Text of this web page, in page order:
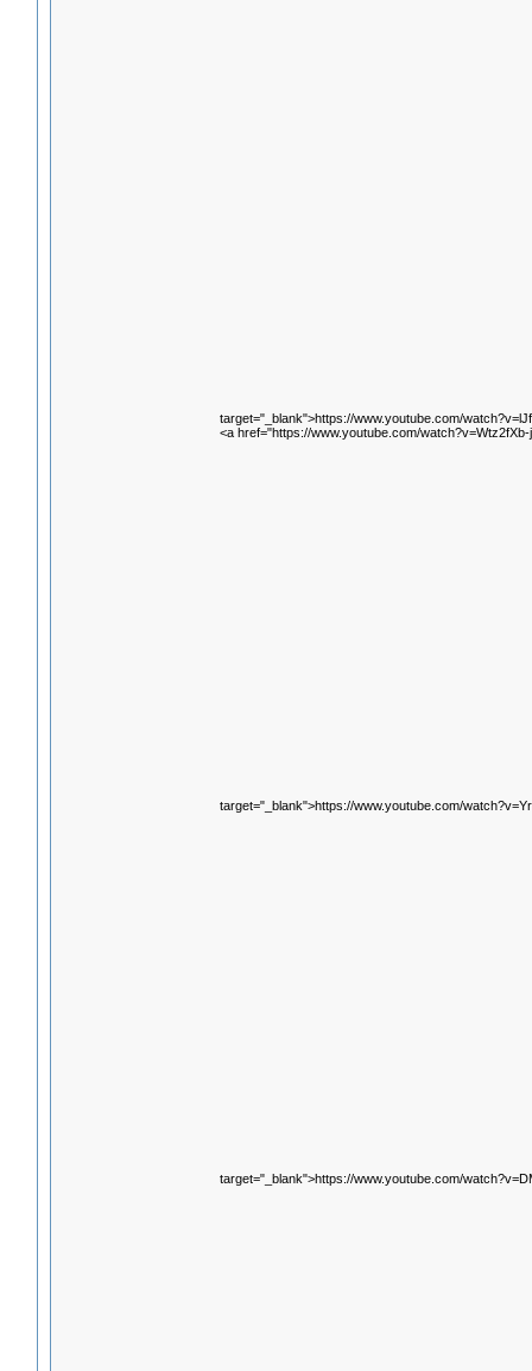
target="_blank">https://www.youtube.com/
<a href="https://www.youtube.com/
target="_blank">https://www.youtube.com/
target="_blank">https://www.youtube.com/